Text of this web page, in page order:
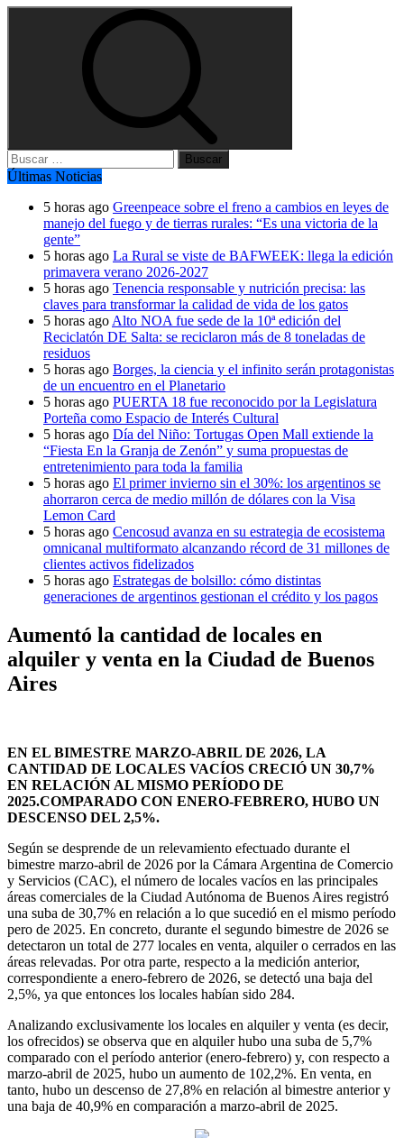
Buscar:
Últimas Noticias
5 horas ago Greenpeace sobre el freno a cambios en leyes de
manejo del fuego y de tierras rurales: “Es una victoria de la
gente”
5 horas ago La Rural se viste de BAFWEEK: llega la edición
primavera verano 2026-2027
5 horas ago Tenencia responsable y nutrición precisa: las
claves para transformar la calidad de vida de los gatos
5 horas ago Alto NOA fue sede de la 10ª edición del
Reciclatón DE Salta: se reciclaron más de 8 toneladas de
residuos
5 horas ago Borges, la ciencia y el infinito serán protagonistas
de un encuentro en el Planetario
5 horas ago PUERTA 18 fue reconocido por la Legislatura
Porteña como Espacio de Interés Cultural
5 horas ago Día del Niño: Tortugas Open Mall extiende la
“Fiesta En la Granja de Zenón” y suma propuestas de
entretenimiento para toda la familia
5 horas ago El primer invierno sin el 30%: los argentinos se
ahorraron cerca de medio millón de dólares con la Visa
Lemon Card
5 horas ago Cencosud avanza en su estrategia de ecosistema
omnicanal multiformato alcanzando récord de 31 millones de
clientes activos fidelizados
5 horas ago Estrategas de bolsillo: cómo distintas
generaciones de argentinos gestionan el crédito y los pagos
Aumentó la cantidad de locales en
alquiler y venta en la Ciudad de Buenos
Aires
EN EL BIMESTRE MARZO-ABRIL DE 2026, LA
CANTIDAD DE LOCALES VACÍOS CRECIÓ UN 30,7%
EN RELACIÓN AL MISMO PERÍODO DE
2025.COMPARADO CON ENERO-FEBRERO, HUBO UN
DESCENSO DEL 2,5%.
Según se desprende de un relevamiento efectuado durante el
bimestre marzo-abril de 2026 por la Cámara Argentina de Comercio
y Servicios (CAC), el número de locales vacíos en las principales
áreas comerciales de la Ciudad Autónoma de Buenos Aires registró
una suba de 30,7% en relación a lo que sucedió en el mismo período
pero de 2025. En concreto, durante el segundo bimestre de 2026 se
detectaron un total de 277 locales en venta, alquiler o cerrados en las
áreas relevadas. Por otra parte, respecto a la medición anterior,
correspondiente a enero-febrero de 2026, se detectó una baja del
2,5%, ya que entonces los locales habían sido 284.
Analizando exclusivamente los locales en alquiler y venta (es decir,
los ofrecidos) se observa que en alquiler hubo una suba de 5,7%
comparado con el período anterior (enero-febrero) y, con respecto a
marzo-abril de 2025, hubo un aumento de 102,2%. En venta, en
tanto, hubo un descenso de 27,8% en relación al bimestre anterior y
una baja de 40,9% en comparación a marzo-abril de 2025.